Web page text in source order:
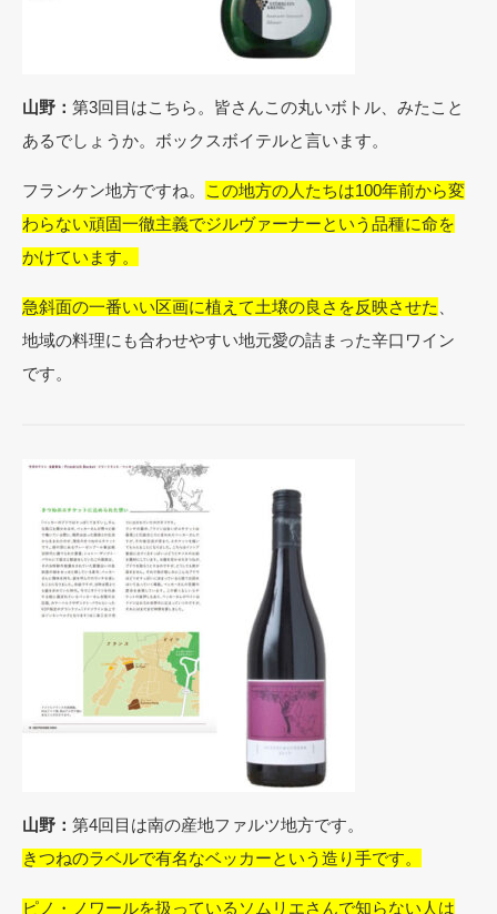
山野： 第3回目はこちら。皆さんこの丸いボトル、みたこと
あるでしょうか。ボックスボイテルと言います。
フランケン地方ですね。
この地方の人たちは100年前から変
わらない頑固一徹主義でジルヴァーナーという品種に命を
かけています。
急斜面の一番いい区画に植えて土壌の良さを反映させた
地域の料理にも合わせやすい地元愛の詰まった辛口ワイン
です。
山野： 第4回目は南の産地ファルツ地方です。
きつねのラベルで有名なベッカーという造り手です。
ピノ・ノワールを扱っているソムリエさんで知らない人は